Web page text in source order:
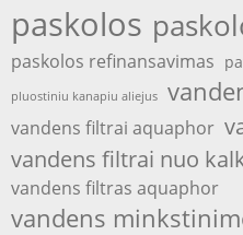
paskolos
paskolos refinansavimas
pluostiniu kanapiu aliejus
vandens filtrai aquaphor
vandens filtrai nuo
vandens filtras aquaphor
vandens